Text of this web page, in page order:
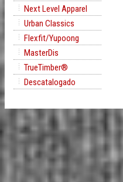
Next Level Apparel
Urban Classics
Flexfit/Yupoong
MasterDis
TrueTimber®
Descatalogado